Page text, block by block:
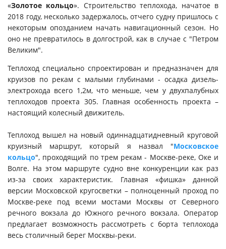
«Золотое кольцо». Строительство теплохода, начатое в
2018 году, несколько задержалось, отчего судну пришлось с
некоторым опозданием начать навигационный сезон. Но
оно не превратилось в долгострой, как в случае с "Петром
Великим".
Теплоход специально спроектирован и предназначен для
круизов по рекам с малыми глубинами - осадка дизель-
электрохода всего 1,2м, что меньше, чем у двухпалубных
теплоходов проекта 305. Главная особенность проекта –
настоящий колесный движитель.
Теплоход вышел на новый одиннадцатидневный круговой
круизный маршрут, который я назвал "Московское
кольцо", проходящий по трем рекам - Москве-реке, Оке и
Волге. На этом маршруте судно вне конкуренции как раз
из-за своих характеристик. Главная «фишка» данной
версии Московской кругосветки – полноценный проход по
Москве-реке под всеми мостами Москвы от Северного
речного вокзала до Южного речного вокзала. Оператор
предлагает возможность рассмотреть с борта теплохода
весь столичный берег Москвы-реки.